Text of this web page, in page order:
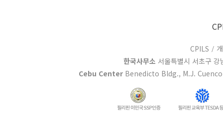
CPILS /
한국사무소 서울특별시 서초구
Cebu CenterBenedicto Bldg., M.J.